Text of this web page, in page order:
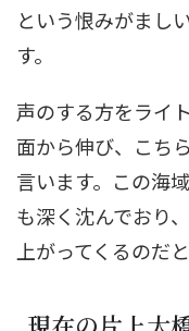
という恨みがまし
す。
声のする方をライ
面から伸び、こち
言います。この海
も深く沈んでおり
上がってくるのだ